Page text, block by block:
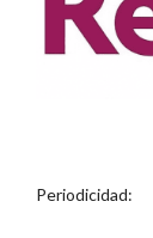
Periodicidad: